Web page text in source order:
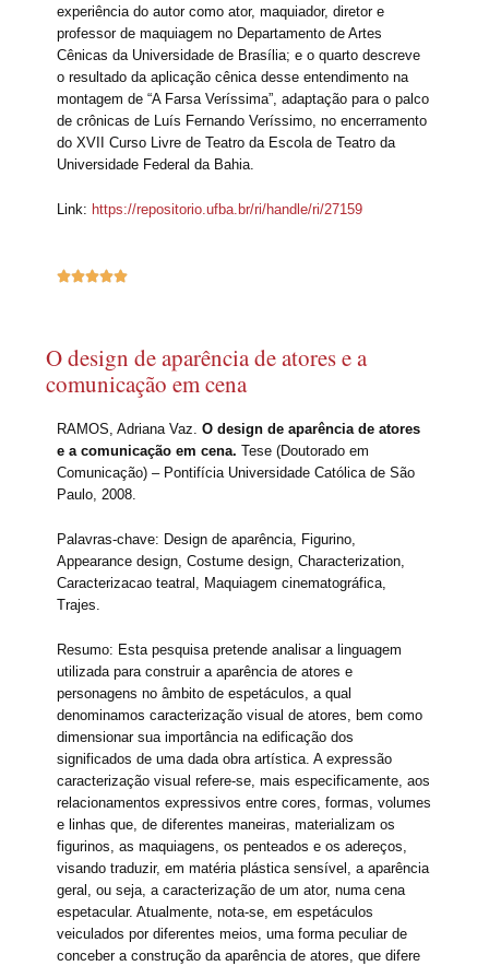
experiência do autor como ator, maquiador, diretor e
professor de maquiagem no Departamento de Artes
Cênicas da Universidade de Brasília; e o quarto descreve
o resultado da aplicação cênica desse entendimento na
montagem de “A Farsa Veríssima”, adaptação para o palco
de crônicas de Luís Fernando Veríssimo, no encerramento
do XVII Curso Livre de Teatro da Escola de Teatro da
Universidade Federal da Bahia.
Link: https://repositorio.ufba.br/ri/handle/ri/27159

O design de aparência de atores e a
comunicação em cena
RAMOS, Adriana Vaz. O design de aparência de atores
e a comunicação em cena. Tese (Doutorado em
Comunicação) – Pontifícia Universidade Católica de São
Paulo, 2008.
Palavras-chave: Design de aparência, Figurino,
Appearance design, Costume design, Characterization,
Caracterizacao teatral, Maquiagem cinematográfica,
Trajes.
Resumo: Esta pesquisa pretende analisar a linguagem
utilizada para construir a aparência de atores e
personagens no âmbito de espetáculos, a qual
denominamos caracterização visual de atores, bem como
dimensionar sua importância na edificação dos
significados de uma dada obra artística. A expressão
caracterização visual refere-se, mais especificamente, aos
relacionamentos expressivos entre cores, formas, volumes
e linhas que, de diferentes maneiras, materializam os
figurinos, as maquiagens, os penteados e os adereços,
visando traduzir, em matéria plástica sensível, a aparência
geral, ou seja, a caracterização de um ator, numa cena
espetacular. Atualmente, nota-se, em espetáculos
veiculados por diferentes meios, uma forma peculiar de
conceber a construção da aparência de atores, que difere